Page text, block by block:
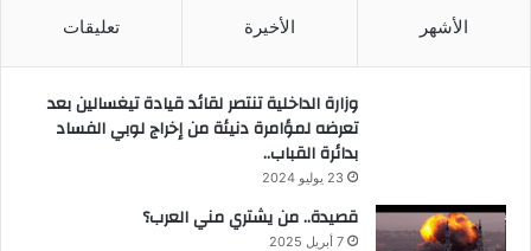
الأشهر الأخيرة تعليقات
وزارة الداخلية تنتصر لقائد قيادة تيغسالين بعد
تعرضه لمؤامرة دنيئة من إخراج لوبي الفساد
بدائرة القباب..
23 يوليو 2024
قصيدة.. من يشتري مني العرب؟
7 أبريل 2025